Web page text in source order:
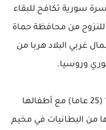
سورية تكافح للبقاء
من محافظة حماة
غربي البلاد هربا من
وروسيا.
وتعيش الأم "عنود سليمان" (25 عاما) مع أطفالها
من البطانيات في مخيم